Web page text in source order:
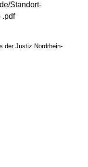
Standort-
.pdf
der Justiz Nordrhein-